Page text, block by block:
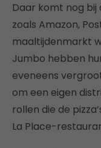
Daar komt nog bij
zoals Amazon,
maaltijdenmarkt
Jumbo hebben
eveneens
om een eigen
rollen die de
La Place-